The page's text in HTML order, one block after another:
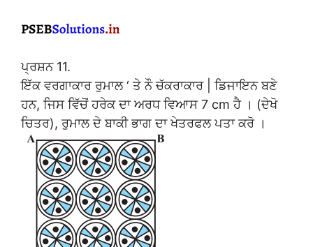
ਪ੍ਰਸ਼ਨ 11.
ਇੱਕ ਵਰਗਾਕਾਰ ਰੁਮਾਲ ‘ ਤੇ ਨੌ ਚੱਕਰਾਕਾਰ | ਡਿਜਾਇਨ ਬਣੇ
ਹਨ, ਜਿਸ ਵਿੱਚੋਂ ਹਰੇਕ ਦਾ ਅਰਧ ਵਿਆਸ 7 cm ਹੈ । (ਦੇਖੋ
ਚਿਤਰ), ਰੁਮਾਲ ਦੇ ਬਾਕੀ ਭਾਗ ਦਾ ਖੇਤਰਫਲ ਪਤਾ ਕਰੋ ।